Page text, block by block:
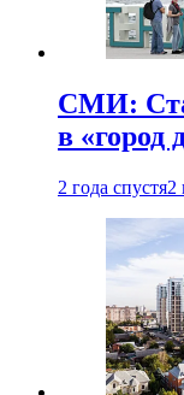
СМИ:
в «город
2 года спустя2